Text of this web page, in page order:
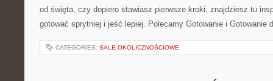
od święta, czy dopiero stawiasz pierwsze kroki, znajdziesz tu
gotować sprytniej i jeść lepiej. Polecamy Gotowanie i Gotowanie
CATEGORIES: SALE OKOLICZNOŚCIOWE